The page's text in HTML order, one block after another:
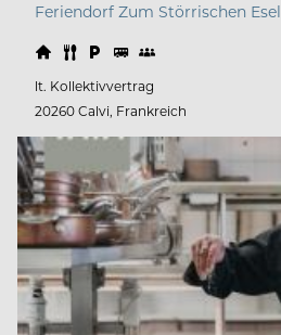
Feriendorf Zum Störrischen Esel
lt. Kollektivvertrag
20260 Calvi, Frankreich